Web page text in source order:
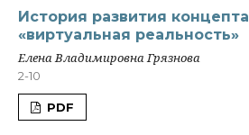
История развития концепта
«виртуальная реальность»
Елена Владимировна Грязнова
2-10
PDF